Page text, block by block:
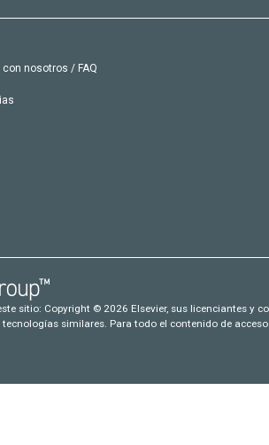
nosotros / FAQ
sitio: Copyright © 2026 Elsevier, sus licenciantes y
similares. Para todo el contenido de